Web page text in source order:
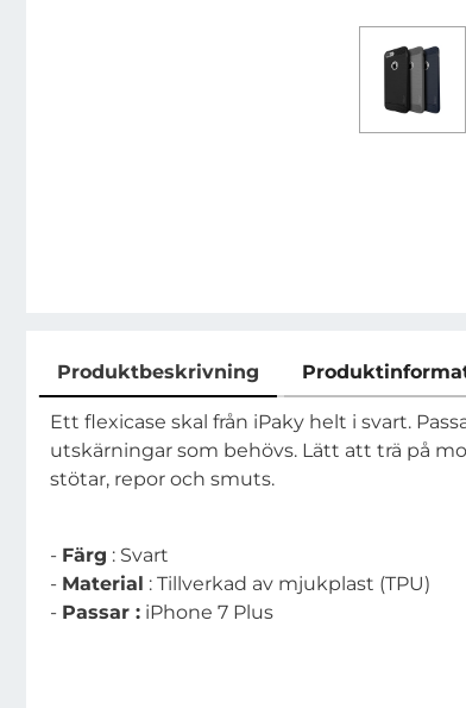
Produktbeskrivning
Produktbeskrivning
Ett flexicase skal från iPaky helt i svart.
utskärningar som behövs. Lätt att trä på
stötar, repor och smuts.
- Färg : Svart
- Material : Tillverkad av mjukplast (TPU)
- Passar : iPhone 7 Plus